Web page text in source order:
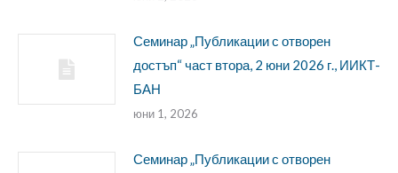
Семинар „Публикации с отворен
достъп“ част втора, 2 юни 2026 г., ИИКТ-
БАН
юни 1, 2026
Семинар „Публикации с отворен